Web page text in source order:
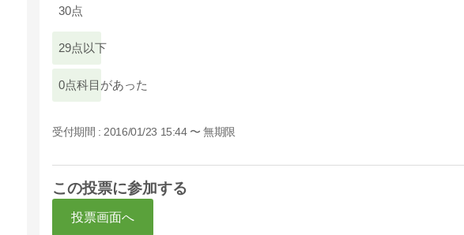
30点
29点以下
0点科目があった
受付期間 : 2016/01/23 15:44 〜 無期限
この投票に参加する
投票画面へ